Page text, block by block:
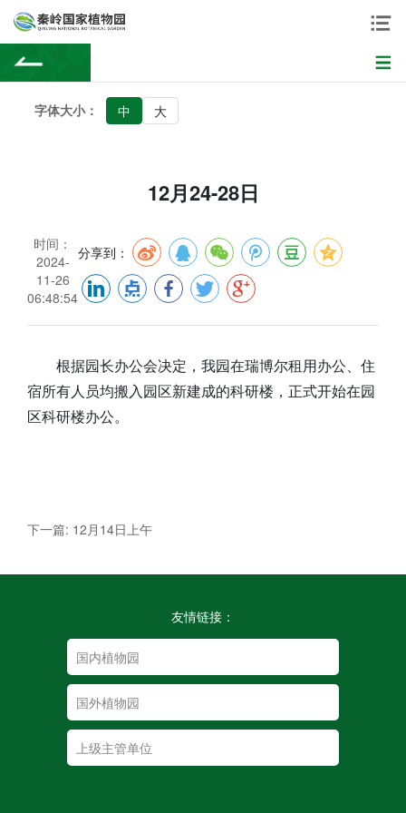
字体大小： 中 大
12月24-28日
时间：
2024-
11-26
06:48:54
分享到：
根据园长办公会决定，我园在瑞博尔租用办公、住
宿所有人员均搬入园区新建成的科研楼，正式开始在园
区科研楼办公。
下一篇: 12月14日上午
友情链接：